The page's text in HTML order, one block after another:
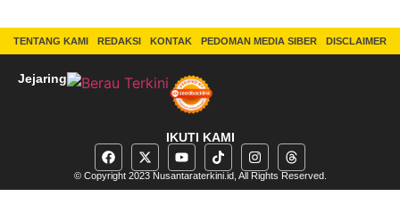
TENTANG KAMI REDAKSI KONTAK PEDOMAN MEDIA SIBER DISCLAIMER
Jejaring
IKUTI KAMI
© Copyright 2023 Nusantaraterkini.id, All Rights Reserved.